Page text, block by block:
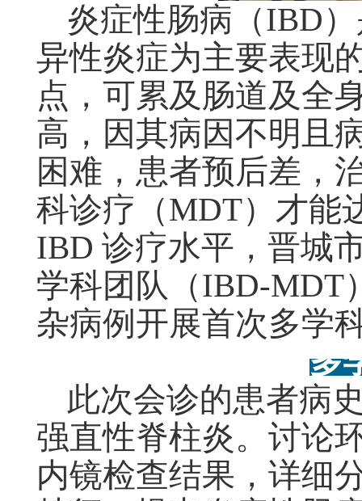
炎症性肠病（IBD
异性炎症为主要表现
点，可累及肠道及全
高，因其病因不明且
困难，患者预后差，
科诊疗（MDT）才能
IBD 诊疗水平，晋城
学科团队（IBD-MDT
杂病例开展首次多学
多
此次会诊的患者病
强直性脊柱炎。讨论
内镜检查结果，详细